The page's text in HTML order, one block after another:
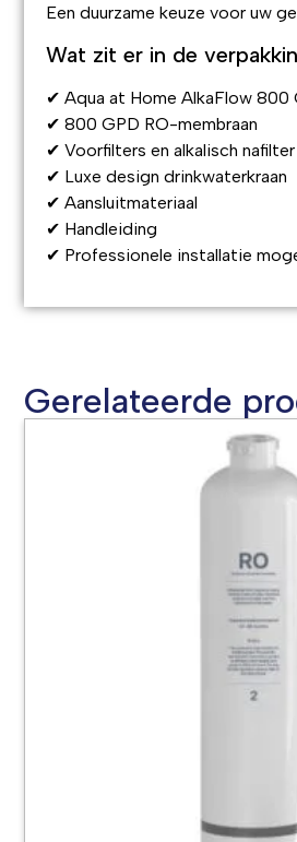
Een duurzame keuze voor uw
Wat zit er in de
✔ Aqua at Home AlkaFlow 800
✔ 800 GPD RO-membraan
✔ Voorfilters en alkalisch nafilter
✔ Luxe design drinkwaterkraan
✔ Aansluitmateriaal
✔ Handleiding
✔ Professionele installatie
Gerelateerde